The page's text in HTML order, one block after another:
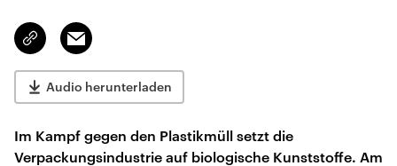
Link
kopieren/teilen
Email
Audio herunterladen
Im Kampf gegen den Plastikmüll setzt die
Verpackungsindustrie auf biologische Kunststoffe. Am